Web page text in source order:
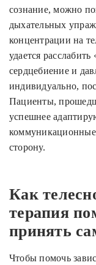
сознание, можно
дыхательных
концентрации на
удается
сердцебиение и
индивидуально,
Пациенты,
успешнее
сторону.
Как
терапия
принять
Чтобы помочь